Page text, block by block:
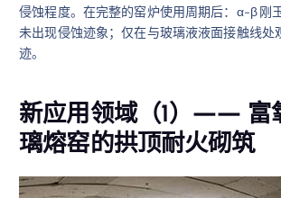
侵蚀程度。在完整的窑炉使用周期后：α-β 刚
未出现侵蚀迹象；仅在与玻璃液液面接触线处
迹。
新应用领域（1）—— 富
璃熔窑的拱顶耐火砌筑